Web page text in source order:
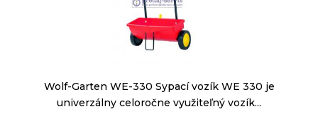
Wolf-Garten WE-330 Sypací vozík WE 330 je
univerzálny celoročne využiteľný vozík...